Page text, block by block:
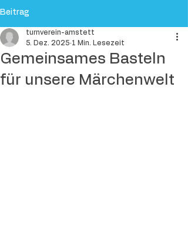
Beitrag
Gemeinsames Basteln
für unsere Märchenwelt
turnverein-amstett
5. Dez. 2025 1 Min. Lesezeit